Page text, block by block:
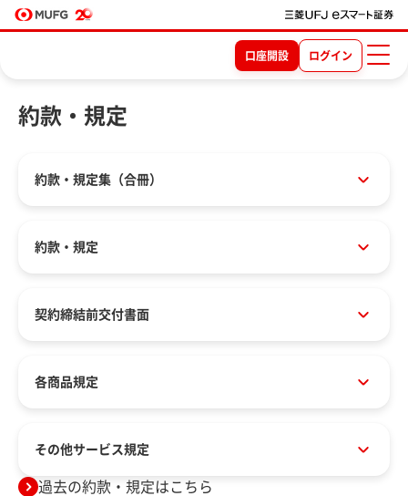
口座開設 ログイン
約款・規定
約款・規定集（合冊）
約款・規定
契約締結前交付書面
各商品規定
その他サービス規定
過去の約款・規定はこちら